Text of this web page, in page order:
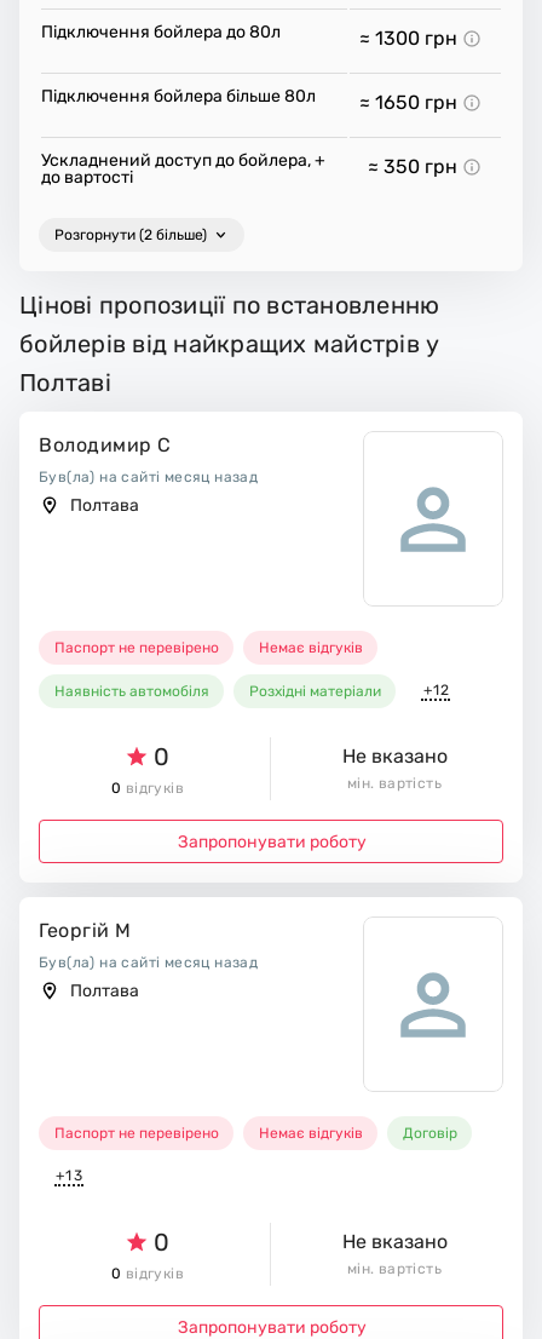
Підключення бойлера до 80л ≈ 1300 грн
Підключення бойлера більше 80л ≈ 1650 грн
Ускладнений доступ до бойлера, +
до вартості
≈ 350 грн
Розгорнути (2 більше)
Цінові пропозиції по встановленню
бойлерів від найкращих майстрів у
Полтаві
Володимир С
Був(ла) на сайті месяц назад
Полтава
Паспорт не перевірено Немає відгуків
Наявність автомобіля Розхідні матеріали +12
0
0 відгуків
Не вказано
мін. вартість
Запропонувати роботу
Георгій М
Був(ла) на сайті месяц назад
Полтава
Паспорт не перевірено Немає відгуків Договір
+13
0
0 відгуків
Не вказано
мін. вартість
Запропонувати роботу